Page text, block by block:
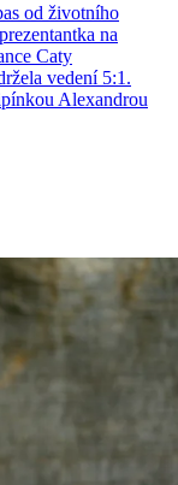
od životního
na
Caty
vedení 5:1.
Alexandrou